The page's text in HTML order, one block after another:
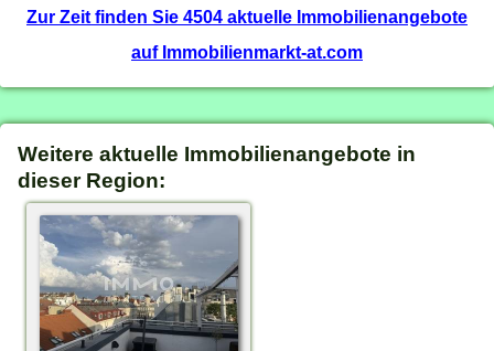
Zur Zeit finden Sie 4504 aktuelle Immobilienangebote
auf Immobilienmarkt-at.com
Weitere aktuelle Immobilienangebote in
dieser Region: